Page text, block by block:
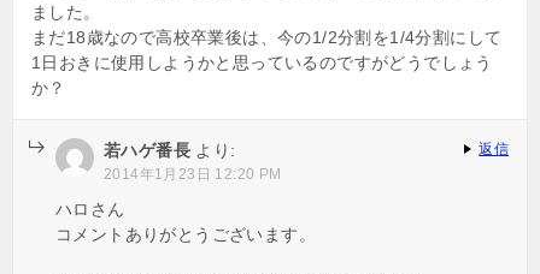
ました。
まだ18歳なので高校卒業後は、今の1/2分割を1/4分割にして
1日おきに使用しようかと思っているのですがどうでしょう
か？
若ハゲ番長 より:
2014年1月23日 12:20 PM
ハロさん
コメントありがとうございます。
返信